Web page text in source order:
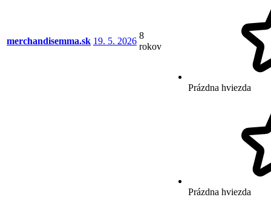
merchandisemma.sk 19. 5. 2026
8
rokov
Prázdna hviezda
Prázdna hviezda